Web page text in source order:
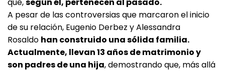
A pesar de las controversias que marcaron el inicio
de su relación, Eugenio Derbez y Alessandra
Rosaldo han construido una sólida familia.
Actualmente, llevan 13 años de matrimonio y
son padres de una hija, demostrando que, más allá